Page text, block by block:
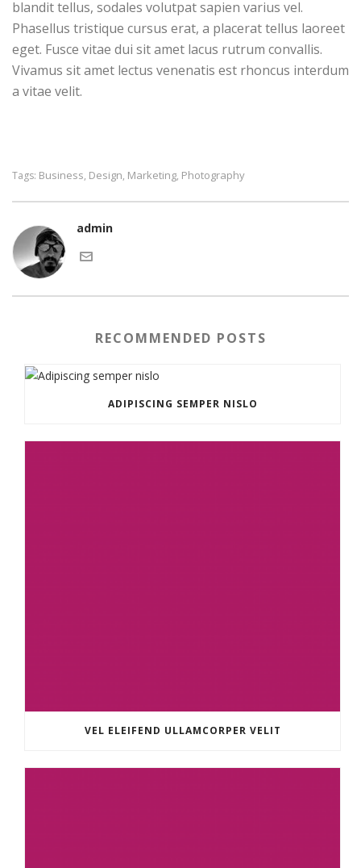
blandit tellus, sodales volutpat sapien varius vel.
Phasellus tristique cursus erat, a placerat tellus laoreet
eget. Fusce vitae dui sit amet lacus rutrum convallis.
Vivamus sit amet lectus venenatis est rhoncus interdum
a vitae velit.
Tags: Business, Design, Marketing, Photography
admin
RECOMMENDED POSTS
ADIPISCING SEMPER NISLO
VEL ELEIFEND ULLAMCORPER VELIT